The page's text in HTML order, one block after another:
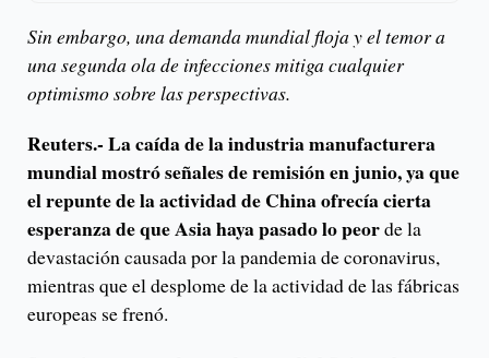
Sin embargo, una demanda mundial floja y el temor a
una segunda ola de infecciones mitiga cualquier
optimismo sobre las perspectivas.
Reuters.-La caída de la industria manufacturera
mundial mostró señales de remisión en junio, ya que
el repunte de la actividad de China ofrecía cierta
esperanza de que Asia haya pasado lo peorde la
devastación causada por la pandemia de coronavirus,
mientras que el desplome de la actividad de las fábricas
europeas se frenó.